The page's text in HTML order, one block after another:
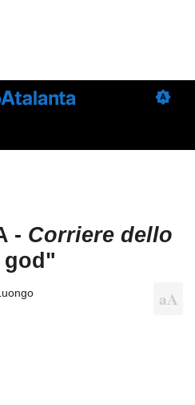
- Corriere dello
god"